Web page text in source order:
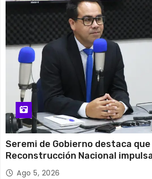
Seremi de Gobierno destaca que
Reconstrucción Nacional
y el empleo en Tarapacá
Ago 5, 2026